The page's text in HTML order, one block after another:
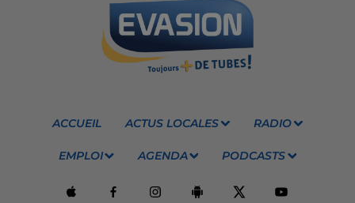
ACCUEIL ACTUS LOCALES RADIO
EMPLOI AGENDA PODCASTS